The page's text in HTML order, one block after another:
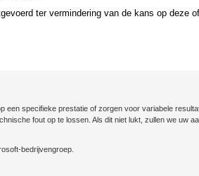
ter vermindering van de kans op deze
specifieke prestatie of zorgen voor variabele
fout op te lossen. Als dit niet lukt, zullen we uw
bedrijvengroep.